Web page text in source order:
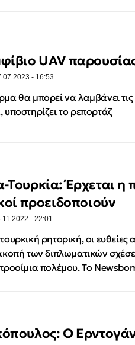
UAV
- 16:53
θα μπορεί να λαμβάνει τις
το ρεπορτάζ
Τουρκία: Έρχεται η
προειδοποιούν
- 22:01
ρητορική, οι ευθείες
των διπλωματικών
πολέμου. To
Ο